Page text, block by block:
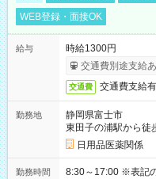
WEB登録・面接OK
給与
時給1300円
交通費別途支給
交通費 交通費支給
勤務地
静岡県富士市
東田子の浦駅から徒
日用品医薬関係
勤務時間 8:30～